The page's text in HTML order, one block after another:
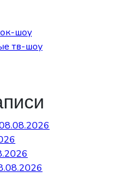
шоу
тв-шоу